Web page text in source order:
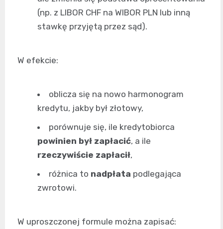
(np. z LIBOR CHF na WIBOR PLN lub inną
stawkę przyjętą przez sąd).
W efekcie:
oblicza się na nowo harmonogram
kredytu, jakby był złotowy,
porównuje się, ile kredytobiorca
powinien był zapłacić, a ile
rzeczywiście zapłacił,
różnica to nadpłata podlegająca
zwrotowi.
W uproszczonej formule można zapisać: